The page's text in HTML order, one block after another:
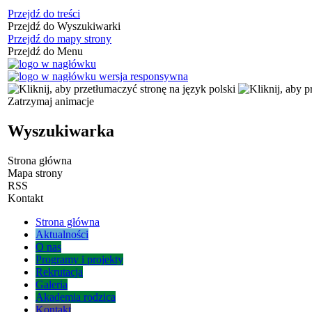
Przejdź do treści
Przejdź do Wyszukiwarki
Przejdź do mapy strony
Przejdź do Menu
Zatrzymaj animacje
Wyszukiwarka
Strona główna
Mapa strony
RSS
Kontakt
Strona główna
Aktualności
O nas
Programy i projekty
Rekrutacja
Galeria
Akademia rodzica
Kontakt